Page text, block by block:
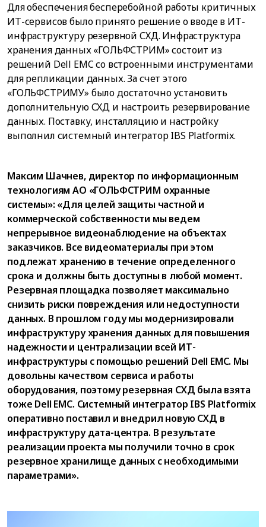
Для обеспечения бесперебойной работы критичных
ИТ-сервисов было принято решение о вводе в ИТ-
инфраструктуру резервной СХД. Инфраструктура
хранения данных «ГОЛЬФСТРИМ» состоит из
решений Dell EMC со встроенными инструментами
для репликации данных. За счет этого
«ГОЛЬФСТРИМУ» было достаточно установить
дополнительную СХД и настроить резервирование
данных. Поставку, инсталляцию и настройку
выполнил системный интегратор IBS Platformix.
Максим Шачнев, директор по информационным
технологиям АО «ГОЛЬФСТРИМ охранные
системы»: «Для целей защиты частной и
коммерческой собственности мы ведем
непрерывное видеонаблюдение на объектах
заказчиков. Все видеоматериалы при этом
подлежат хранению в течение определенного
срока и должны быть доступны в любой момент.
Резервная площадка позволяет максимально
снизить риски повреждения или недоступности
данных. В прошлом году мы модернизировали
инфраструктуру хранения данных для повышения
надежности и централизации всей ИТ-
инфраструктуры с помощью решений Dell EMC. Мы
довольны качеством сервиса и работы
оборудования, поэтому резервная СХД была взята
тоже Dell EMC. Системный интегратор IBS Platformix
оперативно поставил и внедрил новую СХД в
инфраструктуру дата-центра. В результате
реализации проекта мы получили точно в срок
резервное хранилище данных с необходимыми
параметрами».